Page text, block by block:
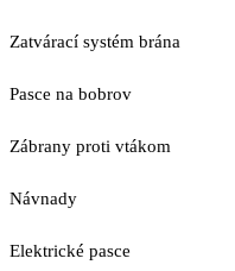
Zatvárací systém brána
Pasce na bobrov
Zábrany proti vtákom
Návnady
Elektrické pasce